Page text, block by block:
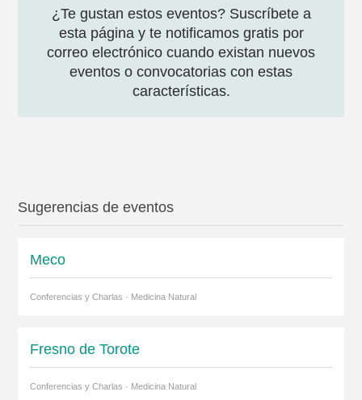
¿Te gustan estos eventos? Suscríbete a
esta página y te notificamos gratis por
correo electrónico cuando existan nuevos
eventos o convocatorias con estas
características.
Sugerencias de eventos
Meco
Conferencias y Charlas · Medicina Natural
Fresno de Torote
Conferencias y Charlas · Medicina Natural